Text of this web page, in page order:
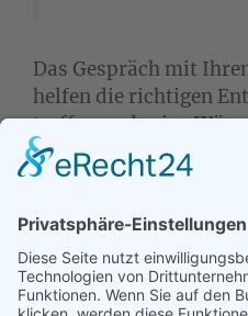
Das Gespräch mit
helfen die richtigen
treffen und seine
berücksichtigen. Wenn
gewünscht ist, kann
naturheilkundliche
Weitere Infos dazu
PunktNaturheilkunde.